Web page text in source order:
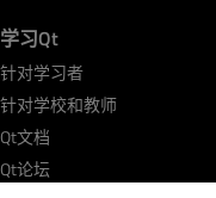
学习Qt
针对学习者
针对学校和教师
Qt文档
Qt论坛